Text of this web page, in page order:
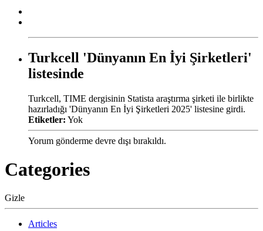
Turkcell 'Dünyanın En İyi Şirketleri'
listesinde
Turkcell, TIME dergisinin Statista araştırma şirketi ile birlikte
hazırladığı 'Dünyanın En İyi Şirketleri 2025' listesine girdi.
Etiketler: Yok
Yorum gönderme devre dışı bırakıldı.
Categories
Gizle
Articles